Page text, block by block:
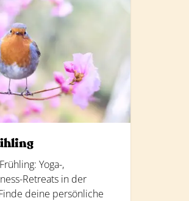
Yoga-,
Retreats in der
deine persönliche